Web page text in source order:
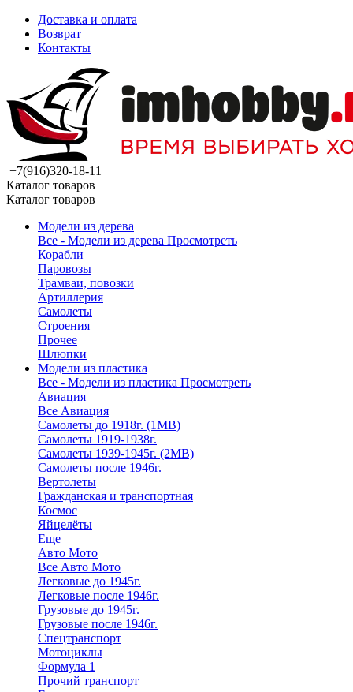
Доставка и оплата
Возврат
Контакты
+7(916)320-18-11
Каталог товаров
Каталог товаров
Модели из дерева
Все - Модели из дерева Просмотреть
Корабли
Паровозы
Трамваи, повозки
Артиллерия
Самолеты
Строения
Прочее
Шлюпки
Модели из пластика
Все - Модели из пластика Просмотреть
Авиация
Все Авиация
Самолеты до 1918г. (1МВ)
Самолеты 1919-1938г.
Самолеты 1939-1945г. (2МВ)
Самолеты после 1946г.
Вертолеты
Гражданская и транспортная
Космос
Яйцелёты
Еще
Авто Мото
Все Авто Мото
Легковые до 1945г.
Легковые после 1946г.
Грузовые до 1945г.
Грузовые после 1946г.
Спецтранспорт
Мотоциклы
Формула 1
Прочий транспорт